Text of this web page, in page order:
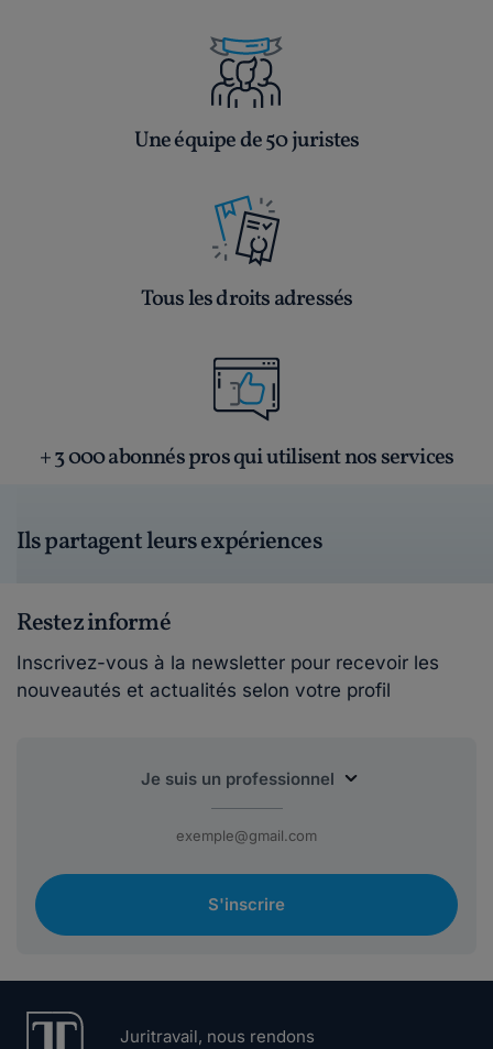
Une équipe de 50 juristes
Tous les droits adressés
+ 3 000 abonnés pros qui utilisent nos services
Ils partagent leurs expériences
Restez informé
Inscrivez-vous à la newsletter pour recevoir les
nouveautés et actualités selon votre profil
S'inscrire
Juritravail, nous rendons